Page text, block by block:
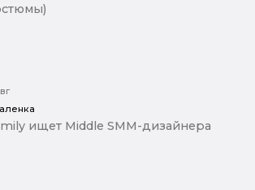
ищет Middle SMM-дизайнера